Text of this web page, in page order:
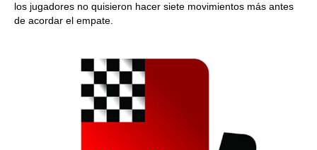
los jugadores no quisieron hacer siete movimientos más antes
de acordar el empate.